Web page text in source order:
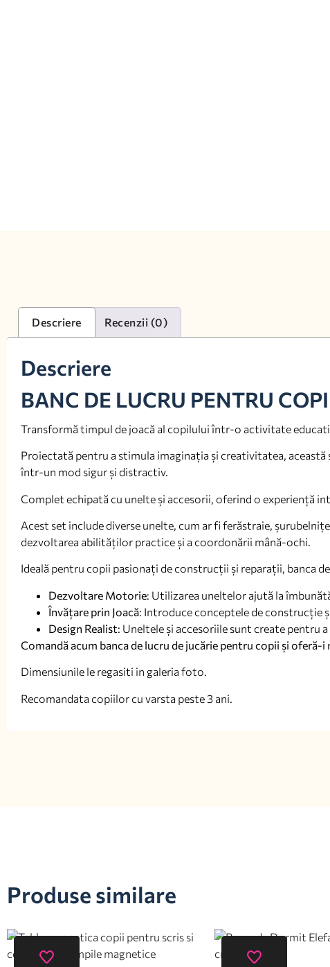
Descriere Recenzii (0)
Descriere
BANC DE LUCRU PENTRU
Transformă timpul de joacă al copilului într-o activitate
Proiectată pentru a stimula imaginația și creativitatea,
într-un mod sigur și distractiv.
Complet echipată cu unelte și accesorii, oferind o experiență
Acest set include diverse unelte, cum ar fi ferăstraie,
dezvoltarea abilităților practice și a coordonării mână-ochi.
Ideală pentru copii pasionați de construcții și reparații, banca
Dezvoltare Motorie: Utilizarea uneltelor ajută la
Învățare prin Joacă: Introduce conceptele de construcție
Design Realist: Uneltele și accesoriile sunt create pentru
Comandă acum banca de lucru de jucărie pentru copii și
Dimensiunile le regasiti in galeria foto.
Recomandata copiilor cu varsta peste 3 ani.
Produse similare